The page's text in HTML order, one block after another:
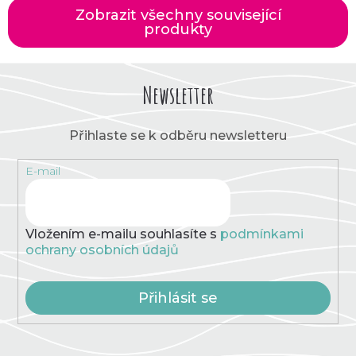
Zobrazit všechny související
produkty
Newsletter
Přihlaste se k odběru newsletteru
E-mail
Vložením e-mailu souhlasíte s podmínkami
ochrany osobních údajů
Přihlásit se